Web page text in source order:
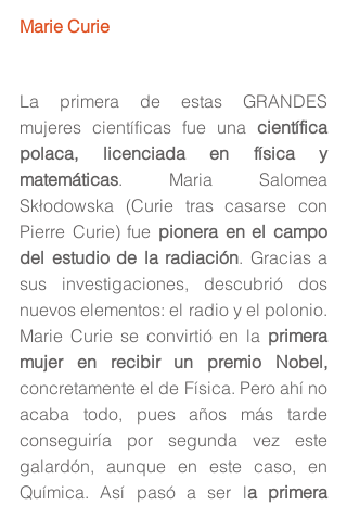
Marie Curie
La primera de estas GRANDES
mujeres científicas fue una científica
polaca, licenciada en física y
matemáticas. Maria Salomea
Skłodowska (Curie tras casarse con
Pierre Curie) fue pionera en el campo
del estudio de la radiación. Gracias a
sus investigaciones, descubrió dos
nuevos elementos: el radio y el polonio.
Marie Curie se convirtió en la primera
mujer en recibir un premio Nobel,
concretamente el de Física. Pero ahí no
acaba todo, pues años más tarde
conseguiría por segunda vez este
galardón, aunque en este caso, en
Química. Así pasó a ser la primera